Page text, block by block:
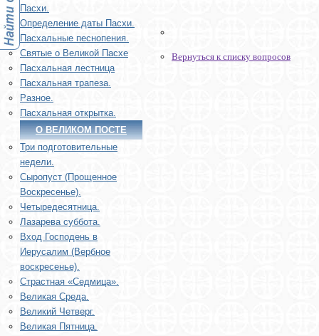
Пасхи.
Определение даты Пасхи.
Пасхальные песнопения.
Святые о Великой Пасхе
Пасхальная лестница
Пасхальная трапеза.
Разное.
Пасхальная открытка.
О ВЕЛИКОМ ПОСТЕ
Три подготовительные
недели.
Сыропуст (Прощенное
Воскресенье).
Четыредесятница.
Лазарева суббота.
Вход Господень в
Иерусалим (Вербное
воскресенье).
Страстная «Седмица».
Великая Среда.
Великий Четверг.
Великая Пятница.
Вернуться к списку вопросов